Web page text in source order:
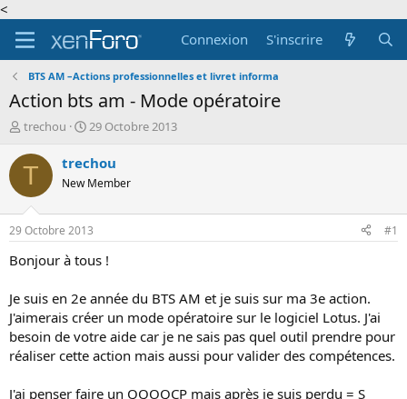
<
Connexion
S'inscrire
BTS AM –Actions professionnelles et livret informa
Action bts am - Mode opératoire
A
t
r
d
e
l
i
s
c
u
s
trechou
D
t
d
d
é
b
29 Octobre 2013
T trechou
New Member
29 Octobre 2013 #1
Bonjour à tous !
Je suis en 2e année du BTS AM et je suis sur ma 3e action.
J'aimerais créer un mode opératoire sur le logiciel Lotus. J'ai
besoin de votre aide car je ne sais pas quel outil prendre pour
réaliser cette action mais aussi pour valider des compétences.
J'ai penser faire un QQOQCP mais après je suis perdu = S